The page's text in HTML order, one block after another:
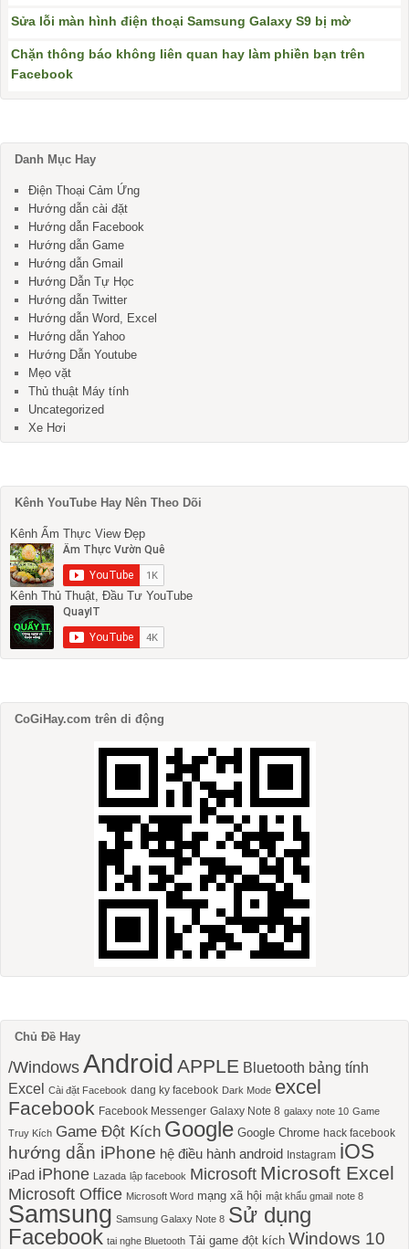
Sửa lỗi màn hình điện thoại Samsung Galaxy S9 bị mờ
Chặn thông báo không liên quan hay làm phiền bạn trên
Facebook
Danh Mục Hay
Điện Thoại Cảm Ứng
Hướng dẫn cài đặt
Hướng dẫn Facebook
Hướng dẫn Game
Hướng dẫn Gmail
Hướng Dẫn Tự Học
Hướng dẫn Twitter
Hướng dẫn Word, Excel
Hướng dẫn Yahoo
Hướng Dẫn Youtube
Mẹo vặt
Thủ thuật Máy tính
Uncategorized
Xe Hơi
Kênh YouTube Hay Nên Theo Dõi
Kênh Ẩm Thực View Đẹp
Kênh Thủ Thuật, Đầu Tư YouTube
CoGiHay.com trên di động
Chủ Đề Hay
/Windows Android APPLE Bluetooth bảng tính
Excel Cài đặt Facebook dang ky facebook Dark Mode excel
Facebook Facebook Messenger Galaxy Note 8 galaxy note 10 Game
Truy Kích Game Đột Kích Google Google Chrome hack facebook
hướng dẫn iPhone hệ điều hành android Instagram iOS
iPad iPhone Lazada lập facebook Microsoft Microsoft Excel
Microsoft Office Microsoft Word mạng xã hội mật khẩu gmail note 8
Samsung Samsung Galaxy Note 8 Sử dụng
Facebook tai nghe Bluetooth Tải game đột kích Windows 10